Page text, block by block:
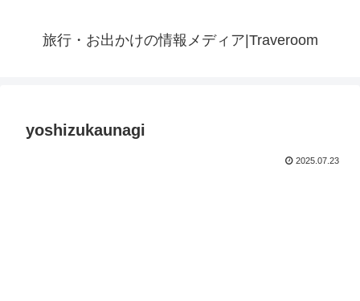
旅行・お出かけの情報メディア|Traveroom
yoshizukaunagi
2025.07.23